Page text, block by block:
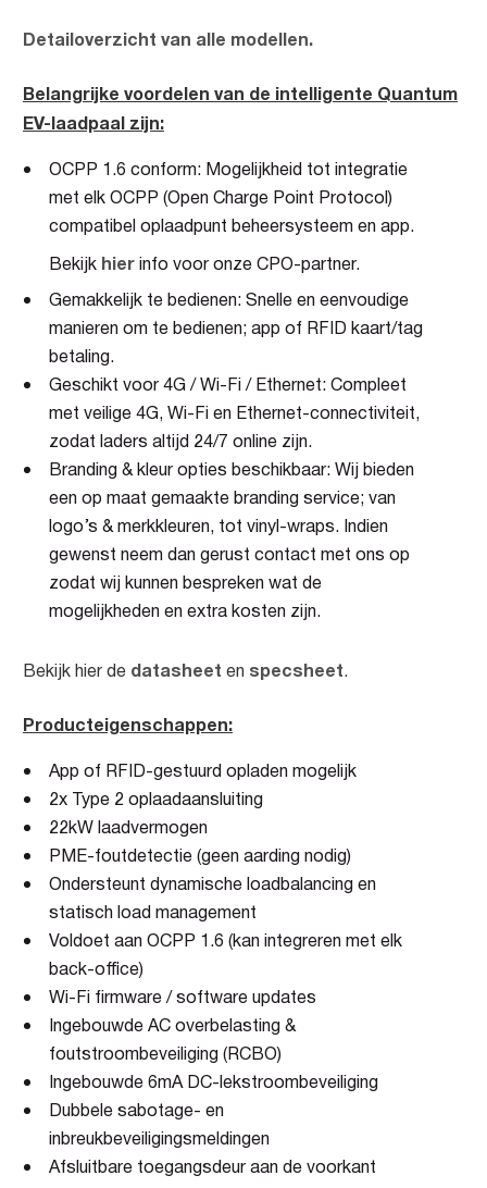
Detailoverzicht van alle modellen.
Belangrijkevoordelenvan de intelligente Quantum
EV-laadpaal zijn:
OCPP 1.6 conform: Mogelijkheid tot integratie
met elk OCPP (Open Charge Point Protocol)
compatibel oplaadpunt beheersysteem en app.
Bekijk hierinfo voor onze CPO-partner.
Gemakkelijk te bedienen: Snelle en eenvoudige
manieren om te bedienen; app of RFID kaart/tag
betaling.
Geschikt voor 4G / Wi-Fi / Ethernet: Compleet
met veilige 4G, Wi-Fi en Ethernet-connectiviteit,
zodat laders altijd 24/7 online zijn.
Branding & kleur opties beschikbaar: Wij bieden
een op maat gemaakte branding service; van
logo’s & merkkleuren, tot vinyl-wraps. Indien
gewenst neem dan gerust contact met ons op
zodat wij kunnen bespreken wat de
mogelijkheden en extra kosten zijn.
Bekijk hier de datasheet en specsheet.
Producteigenschappen:
App of RFID-gestuurd opladen mogelijk
2x Type 2 oplaadaansluiting
22kW laadvermogen
PME-foutdetectie (geen aarding nodig)
Ondersteunt dynamische loadbalancing en
statisch load management
Voldoet aan OCPP 1.6 (kan integreren met elk
back-office)
Wi-Fi firmware / software updates
Ingebouwde AC overbelasting &
foutstroombeveiliging (RCBO)
Ingebouwde 6mA DC-lekstroombeveiliging
Dubbele sabotage- en
inbreukbeveiligingsmeldingen
Afsluitbare toegangsdeur aan de voorkant